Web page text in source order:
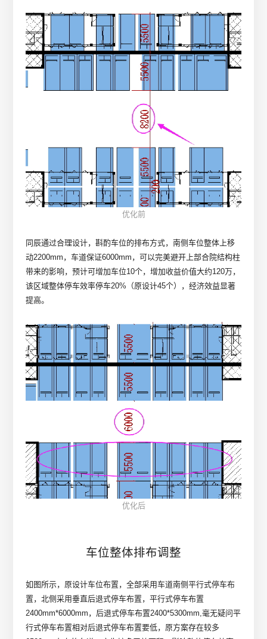
优化前
同辰通过合理设计，斟酌车位的排布方式，南侧车位整体上移
动2200mm，车道保证6000mm，可以完美避开上部合院结构柱
带来的影响，预计可增加车位10个，增加收益价值大约120万，
该区域整体停车效率停车20%（原设计45个），经济效益显著
提高。
优化后
车位整体排布调整
如图所示，原设计车位布置，全部采用车道南侧平行式停车布
置，北侧采用垂直后退式停车布置，平行式停车布置
2400mm*6000mm，后退式停车布置2400*5300mm,毫无疑问平
行式停车布置相对后退式停车布置要低，原方案存在较多